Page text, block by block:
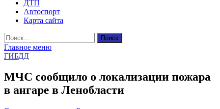
ДТП
Автоспорт
Карта сайта
Найти:
Главное меню
ГИБДД
МЧС сообщило о локализации пожара
в ангаре в Ленобласти